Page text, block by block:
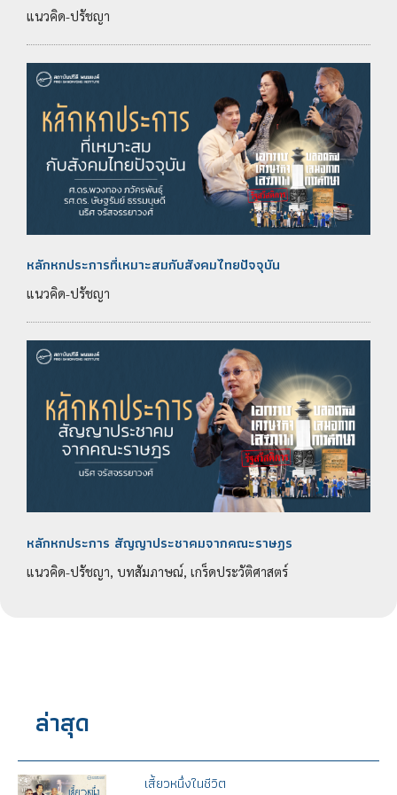
แนวคิด-ปรัชญา
หลักหกประการที่เหมาะสมกับสังคมไทยปัจจุบัน
แนวคิด-ปรัชญา
หลักหกประการ สัญญาประชาคมจากคณะราษฎร
แนวคิด-ปรัชญา, บทสัมภาษณ์, เกร็ดประวัติศาสตร์
ล่าสุด
เสี้ยวหนึ่งในชีวิต